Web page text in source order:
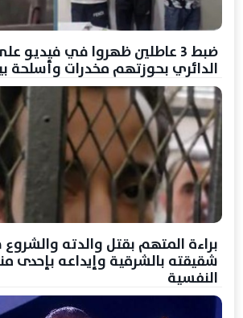
ضبط 3 عاطلين ظهروا في فيديو
الدائري بحوزتهم مخدرات وأسلحة
براءة المتهم بقتل والدته
شقيقته بالشرقية وإيداعه بإحدى
النفسية